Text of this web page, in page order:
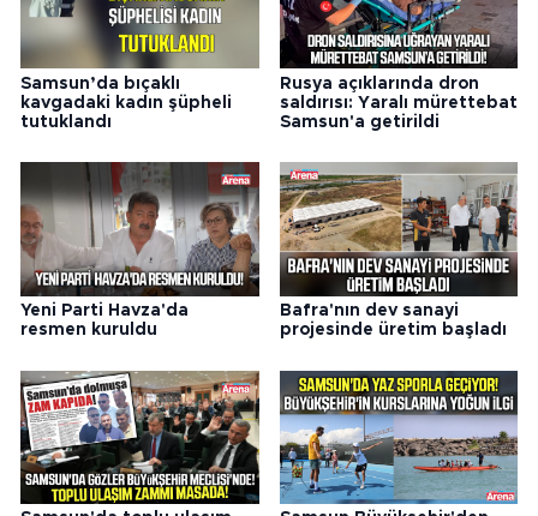
Samsun’da bıçaklı
kavgadaki kadın şüpheli
tutuklandı
Rusya açıklarında dron
saldırısı: Yaralı mürettebat
Samsun'a getirildi
Yeni Parti Havza'da
resmen kuruldu
Bafra'nın dev sanayi
projesinde üretim başladı